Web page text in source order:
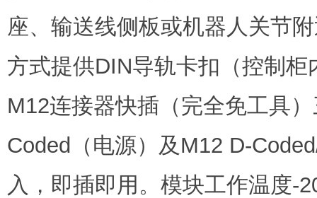
座、输送线侧板或机器人关节
方式提供DIN导轨卡扣（控制
M12连接器快插（完全免工具
Coded（电源）及M12 D-
入，即插即用。模块工作温度